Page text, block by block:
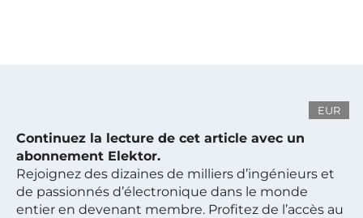
EUR
Continuez la lecture de cet article avec un
abonnement Elektor.
Rejoignez des dizaines de milliers d’ingénieurs et
de passionnés d’électronique dans le monde
entier en devenant membre. Profitez de l’accès au